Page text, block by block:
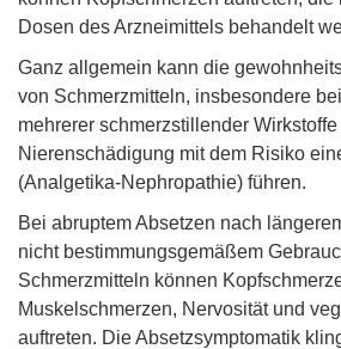
Dosen des Arzneimittels behandelt
Ganz allgemein kann die
von Schmerzmitteln, insbesondere
mehrerer schmerzstillender
Nierenschädigung mit dem Risiko
(Analgetika-Nephropathie) führen.
Bei abruptem Absetzen nach
nicht bestimmungsgemäßem
Schmerzmitteln können
Muskelschmerzen, Nervosität und
auftreten. Die Absetzsymptomatik